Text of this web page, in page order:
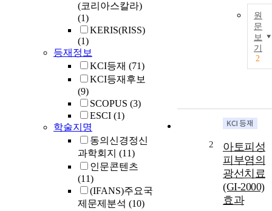
(코리아스칼라)
(1)
KERIS(RISS)
(1)
등재정보
KCI등재 (71)
KCI등재후보
(9)
SCOPUS (3)
ESCI (1)
학술지명
동의신경정신
과학회지 (11)
인문콘텐츠
(11)
(IFANS)주요국
제문제분석 (10)
원
문
보
기
2
2
아토피성
피부염의
광선치료
(GI-2000)
효과